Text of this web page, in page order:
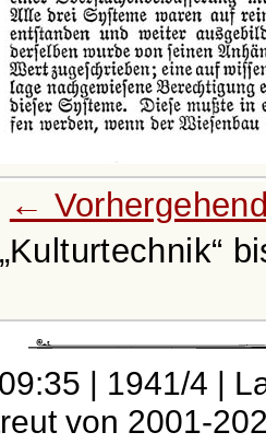
←
Kulturtechnik
| 1941/4 |
von 2001-